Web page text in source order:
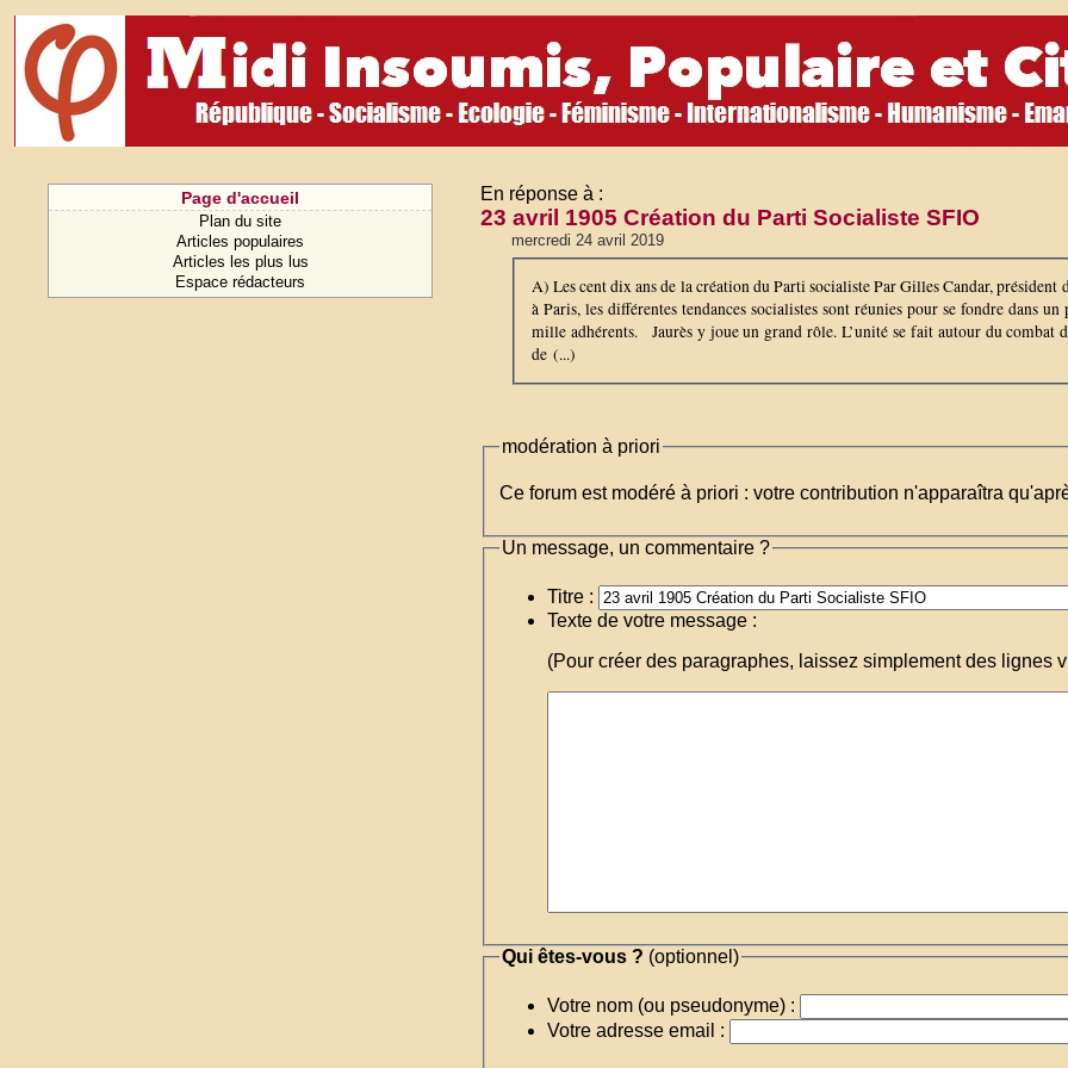
Page d'accueil
Plan du site
Articles populaires
Articles les plus lus
Espace rédacteurs
En réponse à :
23 avril 1905 Création du Parti Socialiste SFIO
mercredi 24 avril 2019
A) Les cent dix ans de la création du Parti socialiste Par Gilles Candar,
à Paris, les différentes tendances socialistes sont réunies pour se fondre
mille adhérents. Jaurès y joue un grand rôle. L’unité se fait autour du combat
de (...)
modération à priori
Ce forum est modéré à priori : votre contribution n'apparaîtra
Un message, un commentaire ?
Titre :
Texte de votre message :
(Pour créer des paragraphes, laissez simplement des lignes
Qui êtes-vous ? (optionnel)
Votre nom (ou pseudonyme) :
Votre adresse email :